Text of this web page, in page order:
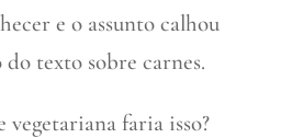
e o assunto calhou
texto sobre carnes.
vegetariana faria isso?